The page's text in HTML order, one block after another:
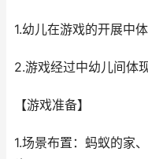
1.幼儿在游戏的开展中
2.游戏经过中幼儿间体
【游戏准备】
1.场景布置：蚂蚁的家